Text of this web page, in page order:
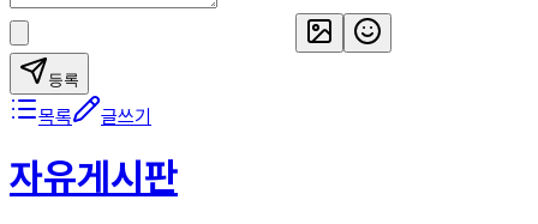
등록
목록 글쓰기
자유게시판